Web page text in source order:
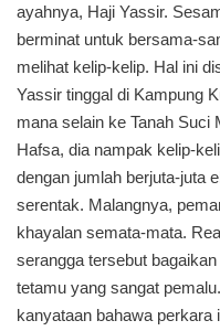
ayahnya, Haji Yassir.
berminat untuk bersama-
melihat kelip-kelip. Hal ini
Yassir tinggal di Kampung
mana selain ke Tanah Suci
Hafsa, dia nampak kelip-
dengan jumlah berjuta-juta
serentak. Malangnya,
khayalan semata-mata.
serangga tersebut
tetamu yang sangat
kanyataan bahawa perkara